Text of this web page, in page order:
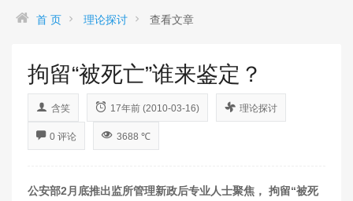
首 页 理论探讨 查看文章
拘留“被死亡”谁来鉴定？
含笑 17年前 (2010-03-16) 理论探讨
0 评论 3688 ℃
公安部2月底推出监所管理新政后专业人士聚焦， 拘留“被死